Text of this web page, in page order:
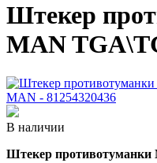
Штекер
MAN
В наличии
Штекер